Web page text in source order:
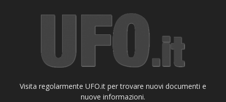
Visita regolarmente UFO.it per trovare nuovi documenti e
nuove informazioni.